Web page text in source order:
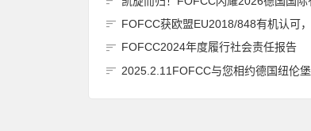
FOFCC获欧盟EU2018/848有机认可，成首家同时获得欧盟、北美、日本有机
FOFCC2024年度履行社会责任报告
2025.2.11FOFCC与您相约德国纽伦堡